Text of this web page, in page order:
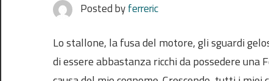
Posted byferreric
Lo stallone, la fusa del motore, gli sguardi
di essere abbastanza ricchi da possedere